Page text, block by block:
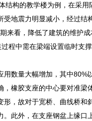
结构的教学楼为例，在采
地震力明显减小，经过
来看，降低了建筑的维护成
程中需在梁端设置临时支
数量大幅增加，其中
橡胶支座的中心要对准
，故对于宽桥、曲线桥
此外，在支座钢盆上缘